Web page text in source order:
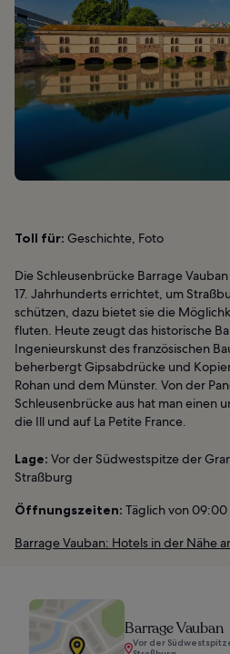
Toll für: Geschichte, Foto
Die Schleusenbrücke Barrage
17. Jahrhunderts errichtet, um
schützen, dazu bietet sie die
fluten. Heute zeugt das historische
Ingenieurskunst des französischen
beherbergt Gipsabdrücke und
Rohan und dem Münster. Von der
Schleusenbrücke aus hat man einen
die Ill und auf La Petite France.
Lage: Vor der Südwestspitze der
Straßburg
Öffnungszeiten: Täglich von 09:00
Barrage Vauban: Hotels in der Nähe
Barrage Vauban
Vor der